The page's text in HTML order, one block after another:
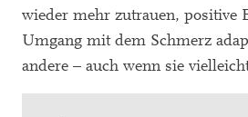
wieder mehr zutrauen, positive
Umgang mit dem Schmerz
andere – auch wenn sie